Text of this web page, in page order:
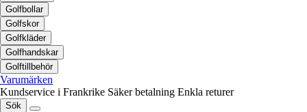
Golfbollar
Golfskor
Golfkläder
Golfhandskar
Golftillbehör
Varumärken
Kundservice i Frankrike Säker betalning Enkla returer
Sök